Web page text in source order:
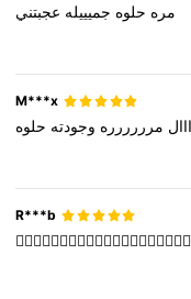
مره حلوه جميييله عجبتني
M***x
مرررررره وجودته حلوه
R***b